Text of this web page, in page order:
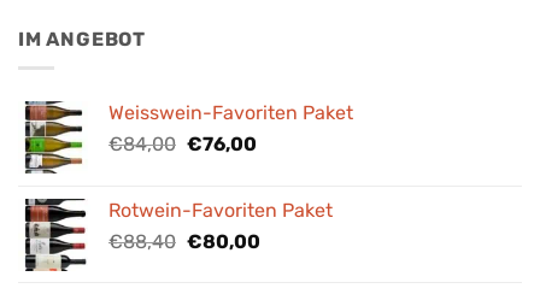
IM ANGEBOT
Weisswein-Favoriten Paket
€84,00 Ursprünglicher
€84,00
€76,00Aktueller
€76,00.
Rotwein-Favoriten Paket
€88,40 Ursprünglicher
€80,00Aktueller